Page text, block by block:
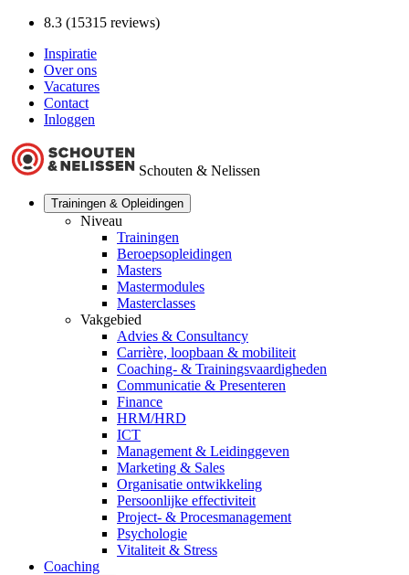
8.3 (15315 reviews)
Inspiratie
Over ons
Vacatures
Contact
Inloggen
Schouten & Nelissen
Trainingen & Opleidingen
Niveau
Trainingen
Beroepsopleidingen
Masters
Mastermodules
Masterclasses
Vakgebied
Advies & Consultancy
Carrière, loopbaan & mobiliteit
Coaching- & Trainingsvaardigheden
Communicatie & Presenteren
Finance
HRM/HRD
ICT
Management & Leidinggeven
Marketing & Sales
Organisatie ontwikkeling
Persoonlijke effectiviteit
Project- & Procesmanagement
Psychologie
Vitaliteit & Stress
Coaching